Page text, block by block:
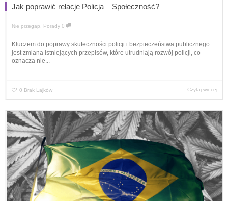
Jak poprawić relacje Policja – Społeczność?
Nie przegap Porady 0
Kluczem do poprawy skuteczności policji i bezpieczeństwa publicznego
jest zmiana istniejących przepisów, które utrudniają rozwój policji, co
oznacza nie...
0 Brak Lajków Czytaj więcej